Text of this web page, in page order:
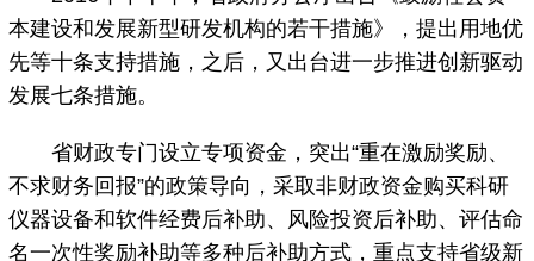
本建设和发展新型研发机构的若干措施》，提出用地优
先等十条支持措施，之后，又出台进一步推进创新驱动
发展七条措施。
省财政专门设立专项资金，突出“重在激励奖励、
不求财务回报”的政策导向，采取非财政资金购买科研
仪器设备和软件经费后补助、风险投资后补助、评估命
名一次性奖励补助等多种后补助方式，重点支持省级新